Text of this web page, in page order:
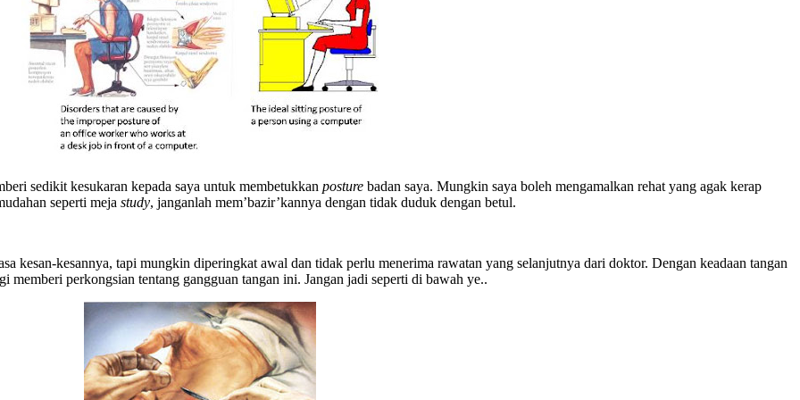
sedikit kesukaran kepada saya untuk membetukkan posture badan saya. Mungkin saya boleh mengamalkan rehat yang agak kerap
seperti meja study, janganlah mem’bazir’kannya dengan tidak duduk dengan betul.
kesan-kesannya, tapi mungkin diperingkat awal dan tidak perlu menerima rawatan yang selanjutnya dari doktor. Dengan keadaan tangan
perkongsian tentang gangguan tangan ini. Jangan jadi seperti di bawah ye..